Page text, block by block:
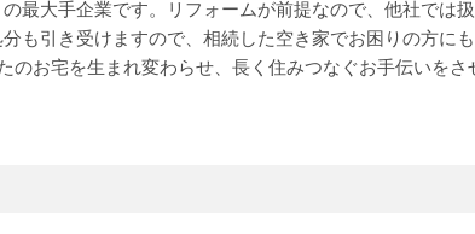
最大手企業です。リフォームが前提なので、他社では
も引き受けますので、相続した空き家でお困りの方に
お宅を生まれ変わらせ、長く住みつなぐお手伝いをさ